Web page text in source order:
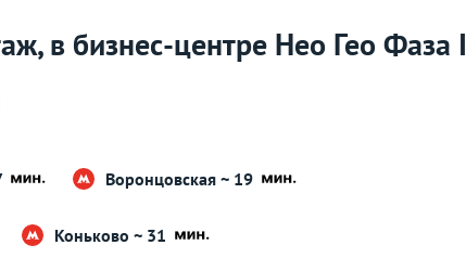
в бизнес-центре Нео Гео Фаза I
Воронцовская ~ 19
Коньково ~ 31